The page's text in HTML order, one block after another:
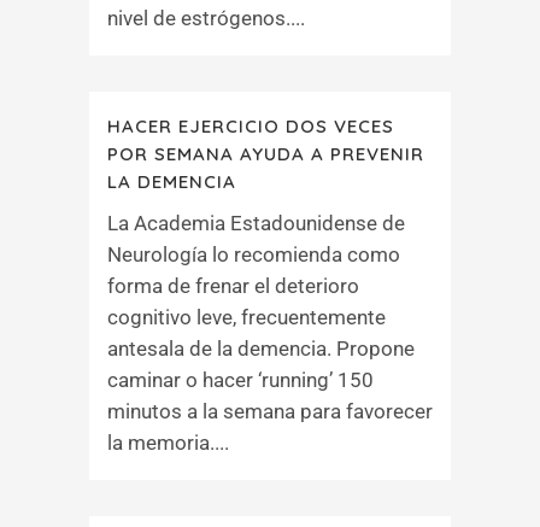
nivel de estrógenos....
HACER EJERCICIO DOS VECES
POR SEMANA AYUDA A PREVENIR
LA DEMENCIA
La Academia Estadounidense de
Neurología lo recomienda como
forma de frenar el deterioro
cognitivo leve, frecuentemente
antesala de la demencia. Propone
caminar o hacer ‘running’ 150
minutos a la semana para favorecer
la memoria....